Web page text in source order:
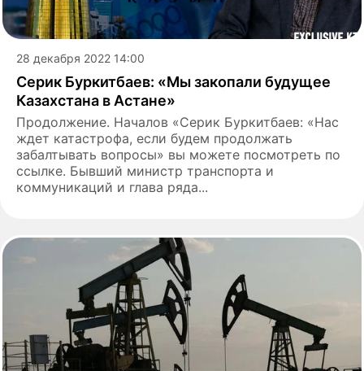
28 декабря 2022 14:00
Серик Буркитбаев: «Мы закопали будущее
Казахстана в Астане»
Продолжение. Началов «Серик Буркитбаев: «Нас
ждет катастрофа, если будем продолжать
забалтывать вопросы» вы можете посмотреть по
ссылке. Бывший министр транспорта и
коммуникаций и глава ряда...